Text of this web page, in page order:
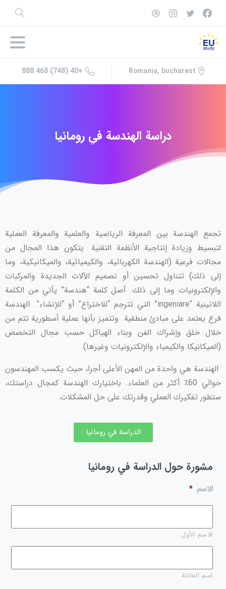
Romania, bucharest
+40 (748) 468 888
دراسة الهندسة في رومانيا
تجمع الهندسة بين المعرفة الرياضية والعلمية والمعرفة العملية
لتبسيط وزيادة إنتاجية الأنظمة التقنية. يتكون هذا المجال من
مجالات فرعية (الهندسة الكهربائية، والكيميائية، والميكانيكية، وما
إلى ذلك) تتناول تحسين أو تصميم الآلات الجديدة والمركبات
والإلكترونيات وما إلى ذلك. أصل كلمة “هندسة” يأتي من الكلمة
اللاتينية “ingeniare” التي تترجم “للاختراع” أو “للإنشاء”. الهندسة
فرع يعتمد على مبادئ منطقية. وتتميز بأنها عملية أسطورية تتم من
خلال خلق وإشراك الفن وبناء الهياكل حسب مجال التخصص
(الميكانيكا والكيمياء والإلكترونيات وغيرها).
الهندسة هي واحدة من المهن الأعلى أجرا، حيث يكسب المهندسون
حوالي 60٪ أكثر من العلماء. باختيارك الهندسة كمجال دراستك،
ستطور تفكيرك العملي وقدرتك على حل المشكلات.
الدراسة في رومانيا
مشورة حول الدراسة في رومانيا
الاسم *
الاسم الأول
اسم العائلة